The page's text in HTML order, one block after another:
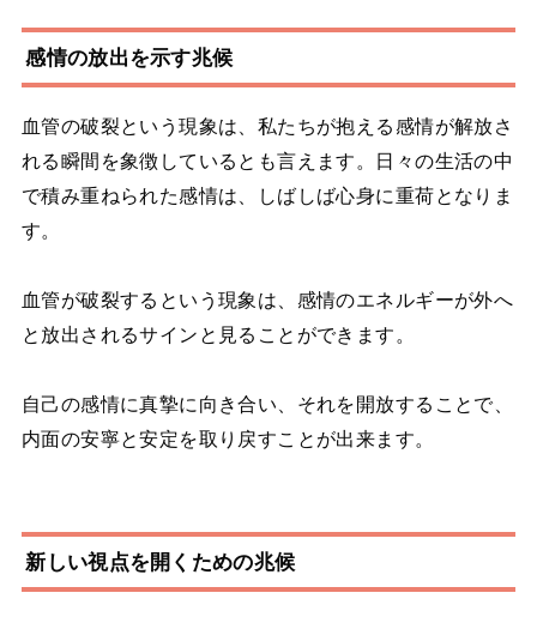
感情の放出を示す兆候
血管の破裂という現象は、私たちが抱える感情が解放さ
れる瞬間を象徴しているとも言えます。日々の生活の中
で積み重ねられた感情は、しばしば心身に重荷となりま
す。
血管が破裂するという現象は、感情のエネルギーが外へ
と放出されるサインと見ることができます。
自己の感情に真摯に向き合い、それを開放することで、
内面の安寧と安定を取り戻すことが出来ます。
新しい視点を開くための兆候